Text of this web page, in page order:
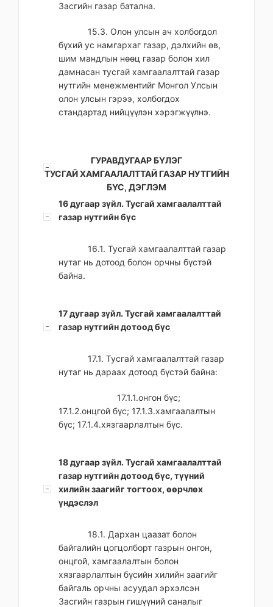
Засгийн газар батална.
15.3. Олон улсын ач холбогдол
бүхий ус намгархаг газар, дэлхийн өв,
шим мандлын нөөц газар болон хил
дамнасан тусгай хамгаалалттай газар
нутгийн менежментийг Монгол Улсын
олон улсын гэрээ, холбогдох
стандартад нийцүүлэн хэрэгжүүлнэ.
ГУРАВДУГААР БҮЛЭГ
ТУСГАЙ ХАМГААЛАЛТТАЙ ГАЗАР НУТГИЙН
БҮС, ДЭГЛЭМ
16 дугаар зүйл. Тусгай хамгаалалттай
газар нутгийн бүс
16.1. Тусгай хамгаалалттай газар
нутаг нь дотоод болон орчны бүстэй
байна.
17 дугаар зүйл. Тусгай хамгаалалттай
газар нутгийн дотоод бүс
17.1. Тусгай хамгаалалттай газар
нутаг нь дараах дотоод бүстэй байна:
17.1.1.онгон бүс;
17.1.2.онцгой бүс; 17.1.3.хамгаалалтын
бүс; 17.1.4.хязгаарлалтын бүс.
18 дугаар зүйл. Тусгай хамгаалалттай
газар нутгийн дотоод бүс, түүний
хилийн заагийг тогтоох, өөрчлөх
үндэслэл
18.1. Дархан цаазат болон
байгалийн цогцолборт газрын онгон,
онцгой, хамгаалалтын болон
хязгаарлалтын бүсийн хилийн заагийг
байгаль орчны асуудал эрхэлсэн
Засгийн газрын гишүүний саналыг